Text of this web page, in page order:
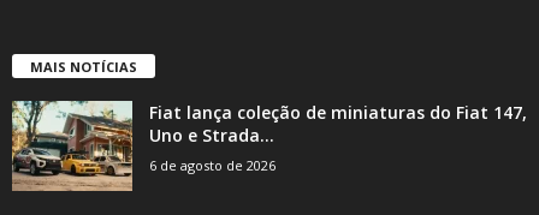
MAIS NOTÍCIAS
Fiat lança coleção de miniaturas do Fiat 147,
Uno e Strada...
6 de agosto de 2026